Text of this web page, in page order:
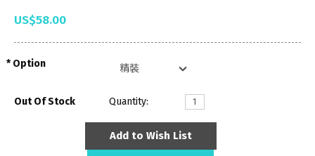
US$58.00
Option
Out Of Stock Quantity:
Add to Wish List